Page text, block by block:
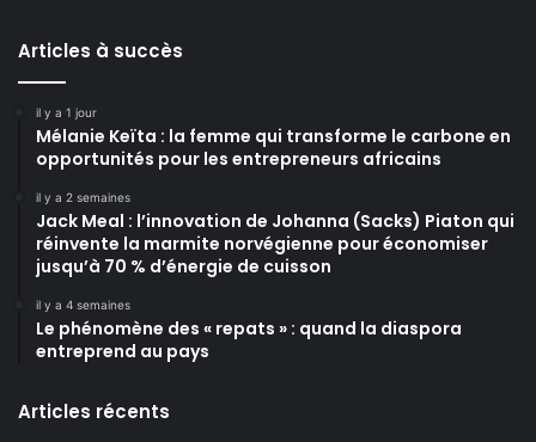
Articles à succès
il y a 1 jour
Mélanie Keïta : la femme qui transforme le carbone en
opportunités pour les entrepreneurs africains
il y a 2 semaines
Jack Meal : l’innovation de Johanna (Sacks) Piaton qui
réinvente la marmite norvégienne pour économiser
jusqu’à 70 % d’énergie de cuisson
il y a 4 semaines
Le phénomène des « repats » : quand la diaspora
entreprend au pays
Articles récents